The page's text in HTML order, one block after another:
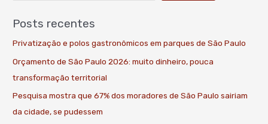
Posts recentes
Privatização e polos gastronômicos em parques de São Paulo
Orçamento de São Paulo 2026: muito dinheiro, pouca
transformação territorial
Pesquisa mostra que 67% dos moradores de São Paulo sairiam
da cidade, se pudessem